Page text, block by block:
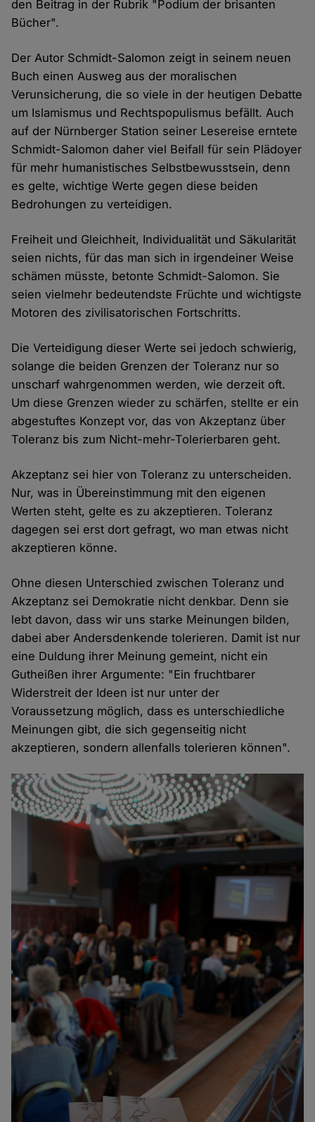
den Beitrag in der Rubrik "Podium der brisanten
Bücher".
Der Autor Schmidt-Salomon zeigt in seinem neuen
Buch einen Ausweg aus der moralischen
Verunsicherung, die so viele in der heutigen Debatte
um Islamismus und Rechtspopulismus befällt. Auch
auf der Nürnberger Station seiner Lesereise erntete
Schmidt-Salomon daher viel Beifall für sein Plädoyer
für mehr humanistisches Selbstbewusstsein, denn
es gelte, wichtige Werte gegen diese beiden
Bedrohungen zu verteidigen.
Freiheit und Gleichheit, Individualität und Säkularität
seien nichts, für das man sich in irgendeiner Weise
schämen müsste, betonte Schmidt-Salomon. Sie
seien vielmehr bedeutendste Früchte und wichtigste
Motoren des zivilisatorischen Fortschritts.
Die Verteidigung dieser Werte sei jedoch schwierig,
solange die beiden Grenzen der Toleranz nur so
unscharf wahrgenommen werden, wie derzeit oft.
Um diese Grenzen wieder zu schärfen, stellte er ein
abgestuftes Konzept vor, das von Akzeptanz über
Toleranz bis zum Nicht-mehr-Tolerierbaren geht.
Akzeptanz sei hier von Toleranz zu unterscheiden.
Nur, was in Übereinstimmung mit den eigenen
Werten steht, gelte es zu akzeptieren. Toleranz
dagegen sei erst dort gefragt, wo man etwas nicht
akzeptieren könne.
Ohne diesen Unterschied zwischen Toleranz und
Akzeptanz sei Demokratie nicht denkbar. Denn sie
lebt davon, dass wir uns starke Meinungen bilden,
dabei aber Andersdenkende tolerieren. Damit ist nur
eine Duldung ihrer Meinung gemeint, nicht ein
Gutheißen ihrer Argumente: "Ein fruchtbarer
Widerstreit der Ideen ist nur unter der
Voraussetzung möglich, dass es unterschiedliche
Meinungen gibt, die sich gegenseitig nicht
akzeptieren, sondern allenfalls tolerieren können".